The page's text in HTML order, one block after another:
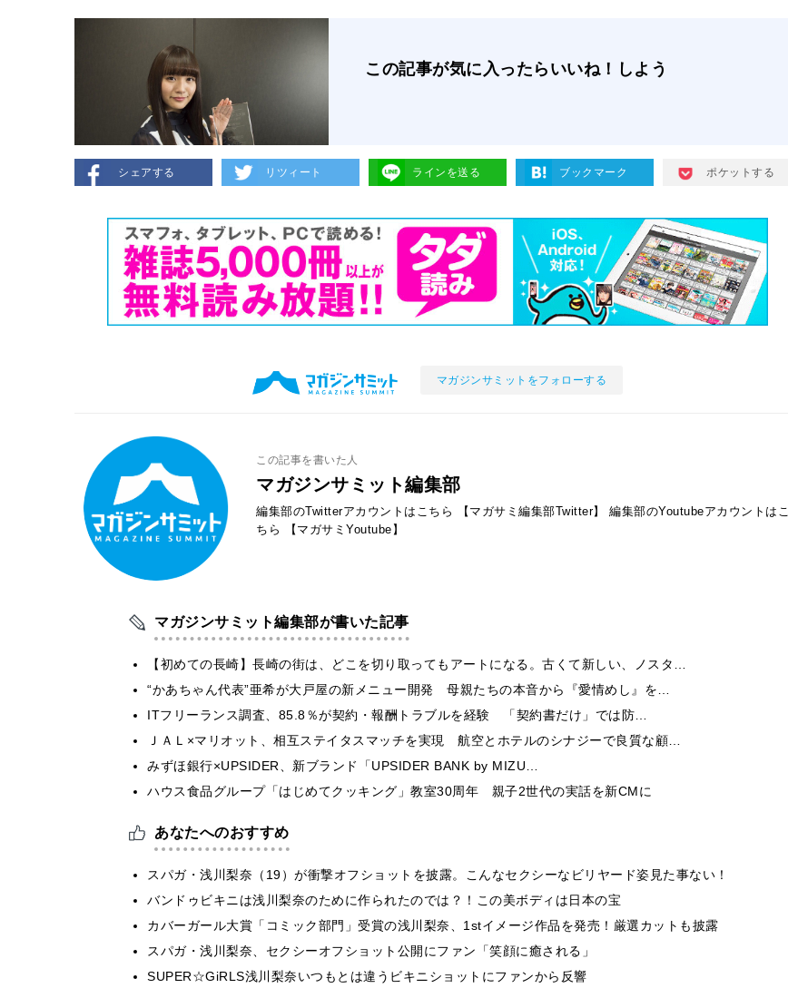
この記事が気に入ったらいいね！しよう
シェアする リツィート ラインを送る ブックマーク ポケットする
マガジンサミットをフォローする
この記事を書いた人
マガジンサミット編集部
編集部のTwitterアカウントはこちら 【マガサミ編集部Twitter】
編集部のYoutubeアカウントはこ
ちら
【マガサミYoutube】
マガジンサミット編集部が書いた記事
【初めての長崎】長崎の街は、どこを切り取ってもアートになる。古くて新しい、ノスタ…
“かあちゃん代表”亜希が大戸屋の新メニュー開発 母親たちの本音から『愛情めし』を…
ITフリーランス調査、85.8％が契約・報酬トラブルを経験 「契約書だけ」では防…
ＪＡＬ×マリオット、相互ステイタスマッチを実現 航空とホテルのシナジーで良質な顧…
みずほ銀行×UPSIDER、新ブランド「UPSIDER BANK by MIZU…
ハウス食品グループ「はじめてクッキング」教室30周年 親子2世代の実話を新CMに
あなたへのおすすめ
スパガ・浅川梨奈（19）が衝撃オフショットを披露。こんなセクシーなビリヤード姿見た事ない！
バンドゥビキニは浅川梨奈のために作られたのでは？！この美ボディは日本の宝
カバーガール大賞「コミック部門」受賞の浅川梨奈、1stイメージ作品を発売！厳選カットも披露
スパガ・浅川梨奈、セクシーオフショット公開にファン「笑顔に癒される」
SUPER☆GiRLS浅川梨奈いつもとは違うビキニショットにファンから反響